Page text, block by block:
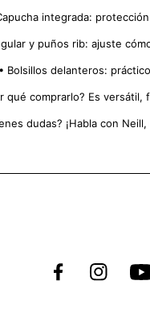
integrada:
y puños rib: ajuste
Bolsillos delanteros:
qué comprarlo? Es versátil,
dudas? ¡Habla con